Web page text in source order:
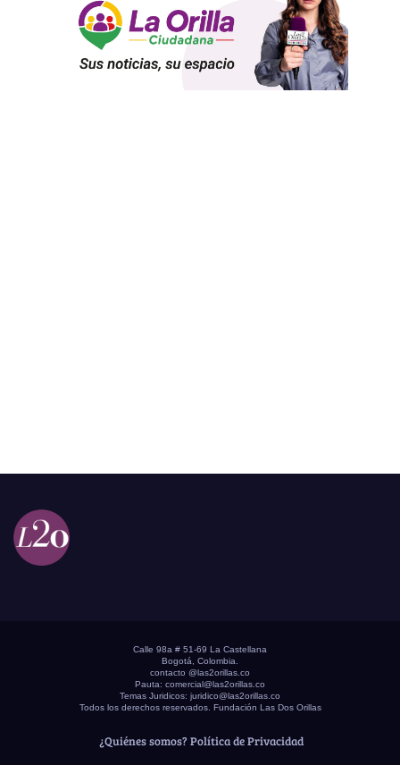
Calle 98a # 51-69 La Castellana
Bogotá, Colombia.
contacto @las2orillas.co
Pauta: comercial@las2orillas.co
Temas Juridicos: juridico@las2orillas.co
Todos los derechos reservados. Fundación Las Dos Orillas
¿Quiénes somos? Política de Privacidad